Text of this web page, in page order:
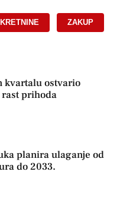
ZAKUP
kvartalu ostvario
prihoda
planira ulaganje od
do 2033.